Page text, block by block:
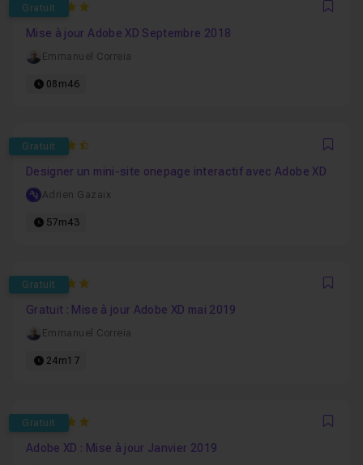
Gratuit
5
Mise à jour Adobe XD Septembre 2018
Emmanuel Correia
08m46
Gratuit
4.5
Designer un mini-site onepage interactif avec Adobe XD
Adrien Gazaix
57m43
Gratuit
5
Gratuit : Mise à jour Adobe XD mai 2019
Emmanuel Correia
24m17
Gratuit
5
Adobe XD : Mise à jour Janvier 2019